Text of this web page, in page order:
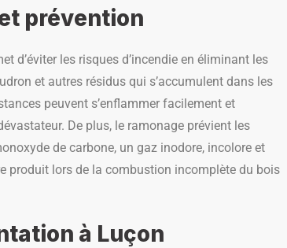
prévention
d’éviter les risques d’incendie en éliminant les
et autres résidus qui s’accumulent dans les
peuvent s’enflammer facilement et
De plus, le ramonage prévient les
de carbone, un gaz inodore, incolore et
produit lors de la combustion incomplète du bois
à Luçon